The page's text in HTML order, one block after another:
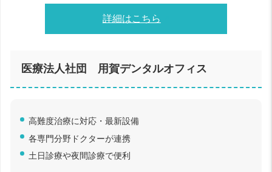
詳細はこちら
医療法人社団 用賀デンタルオフィス
高難度治療に対応・最新設備
各専門分野ドクターが連携
土日診療や夜間診療で便利